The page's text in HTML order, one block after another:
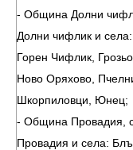
- Община Долни
Долни чифлик и
Горен Чифлик,
Ново Оряхово,
Шкорпиловци, Юнец;
- Община Провадия,
Провадия и села: